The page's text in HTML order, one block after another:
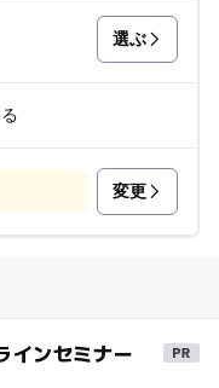
選ぶ
変更
インセミナー